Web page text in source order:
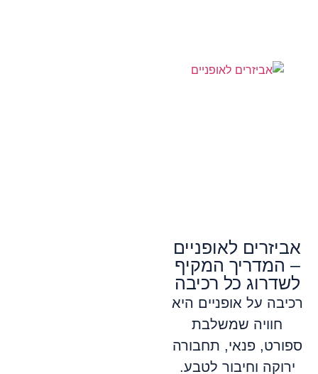
אביזרים לאופניים
– המדריך המקיף
לשדרוג כל רכיבה
רכיבה על אופניים היא
חוויה שמשלבת
ספורט, פנאי, תחבורה
ירוקה וחיבור לטבע.